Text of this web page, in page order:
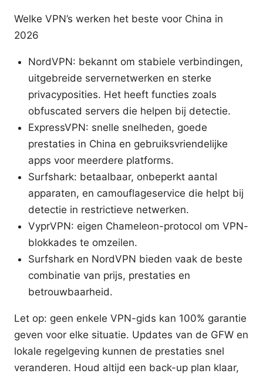
Welke VPN’s werken het beste voor China in
2026
NordVPN: bekannt om stabiele verbindingen,
uitgebreide servernetwerken en sterke
privacyposities. Het heeft functies zoals
obfuscated servers die helpen bij detectie.
ExpressVPN: snelle snelheden, goede
prestaties in China en gebruiksvriendelijke
apps voor meerdere platforms.
Surfshark: betaalbaar, onbeperkt aantal
apparaten, en camouflageservice die helpt bij
detectie in restrictieve netwerken.
VyprVPN: eigen Chameleon-protocol om VPN-
blokkades te omzeilen.
Surfshark en NordVPN bieden vaak de beste
combinatie van prijs, prestaties en
betrouwbaarheid.
Let op: geen enkele VPN-gids kan 100% garantie
geven voor elke situatie. Updates van de GFW en
lokale regelgeving kunnen de prestaties snel
veranderen. Houd altijd een back-up plan klaar,